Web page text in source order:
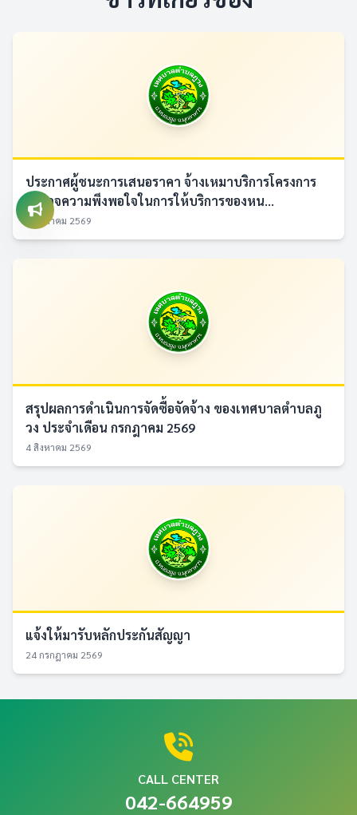
ประกาศผู้ชนะการเสนอราคา จ้างเหมาบริการโครงการ
สำรวจความพึงพอใจในการให้บริการของหน...
7 สิงหาคม 2569
สรุปผลการดำเนินการจัดซื้อจัดจ้าง ของเทศบาลตำบลภู
วง ประจำเดือน กรกฎาคม 2569
4 สิงหาคม 2569
แจ้งให้มารับหลักประกันสัญญา
24 กรกฎาคม 2569
CALL CENTER
042-664959